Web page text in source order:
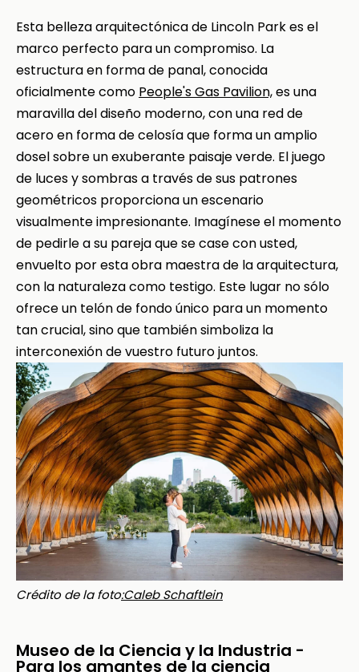
Esta belleza arquitectónica de Lincoln Park es el
marco perfecto para un compromiso. La
estructura en forma de panal, conocida
oficialmente como People's Gas Pavilion,es una
maravilla del diseño moderno, con una red de
acero en forma de celosía que forma un amplio
dosel sobre un exuberante paisaje verde. El juego
de luces y sombras a través de sus patrones
geométricos proporciona un escenario
visualmente impresionante. Imagínese el momento
de pedirle a su pareja que se case con usted,
envuelto por esta obra maestra de la arquitectura,
con la naturaleza como testigo. Este lugar no sólo
ofrece un telón de fondo único para un momento
tan crucial, sino que también simboliza la
interconexión de vuestro futuro juntos.
Crédito de la foto:Caleb Schaftlein
Museo de la Ciencia y la Industria -
Para los amantes de la ciencia